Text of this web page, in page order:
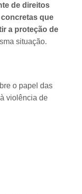
de direitos
que
a proteção de
situação.
o papel das
violência de